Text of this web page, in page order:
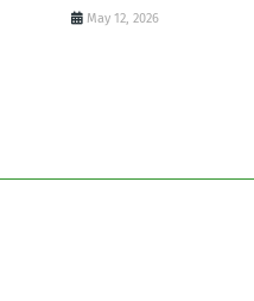
May 12, 2026